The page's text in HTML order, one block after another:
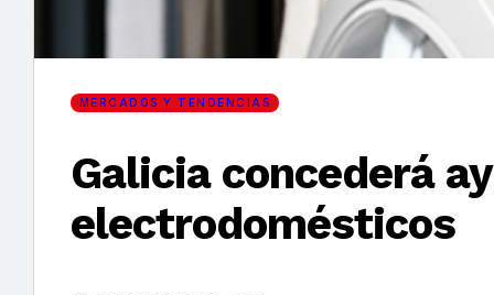
Encuentra tu noticia
MERCADOS Y TENDENCIAS
Galicia concederá
electrodomésticos